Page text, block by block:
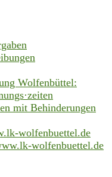
Wolfenbüttel:
mit Behinderungen
wolfenbuettel.de
wolfenbuettel.de